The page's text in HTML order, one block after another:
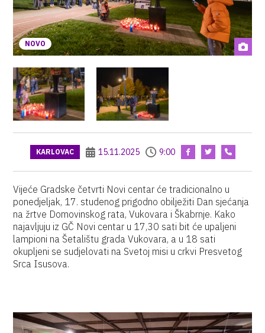
NOVO
KARLOVAC 15.11.2025 9:00
Vijeće Gradske četvrti Novi centar će tradicionalno u
ponedjeljak, 17. studenog prigodno obilježiti Dan sjećanja
na žrtve Domovinskog rata, Vukovara i Škabrnje. Kako
najavljuju iz GČ Novi centar u 17,30 sati bit će upaljeni
lampioni na Šetalištu grada Vukovara, a u 18 sati
okupljeni se sudjelovati na Svetoj misi u crkvi Presvetog
Srca Isusova.